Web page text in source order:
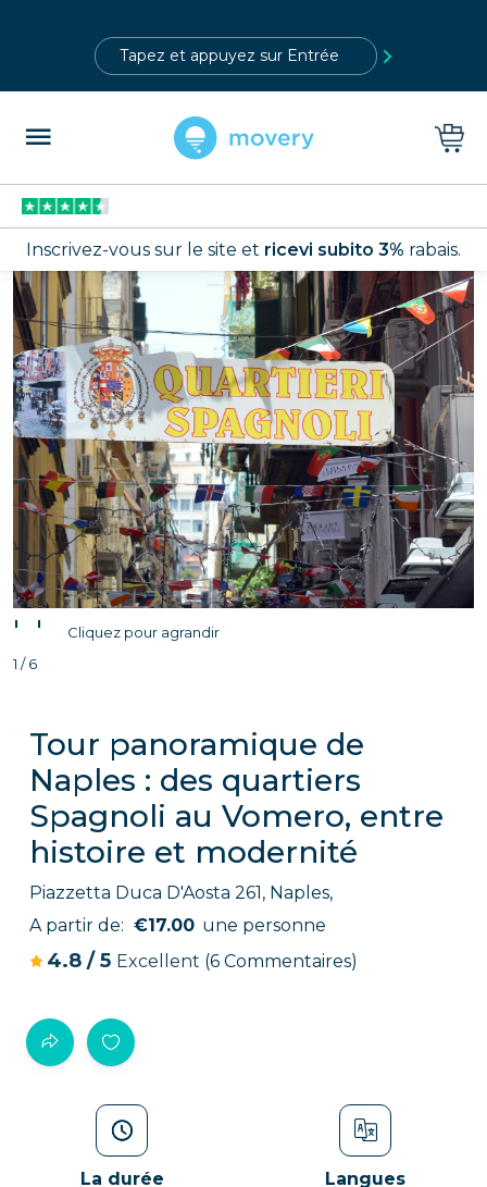
Inscrivez-vous sur le site et ricevi subito 3% rabais.
' '
Cliquez pour agrandir
1 / 6
Tour panoramique de
Naples : des quartiers
Spagnoli au Vomero, entre
histoire et modernité
Piazzetta Duca D'Aosta 261, Naples,
A partir de: €17.00 une personne
4.8 /5 Excellent (6 Commentaires)
La durée Langues